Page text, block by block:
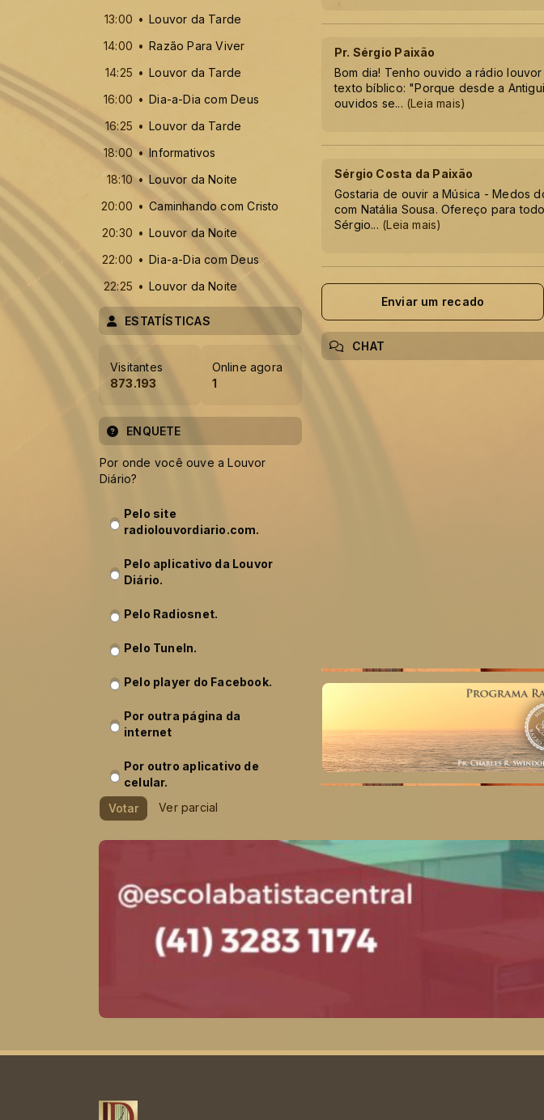
Pr. Sérgio Paixão
Bom dia! Tenho ouvido a rádio
texto bíblico: "Porque desde a
ouvidos se... (Leia mais)
Sérgio Costa da Paixão
Gostaria de ouvir a Música - Medos
com Natália Sousa. Ofereço para
Sérgio... (Leia mais)
Enviar um recado
CHAT
13:00
Louvor da Tarde
14:00
Razão Para Viver
14:25
Louvor da Tarde
16:00
Dia-a-Dia com Deus
16:25
Louvor da Tarde
18:00
Informativos
18:10
Louvor da Noite
20:00
Caminhando com Cristo
20:30
Louvor da Noite
22:00
Dia-a-Dia com Deus
22:25
Louvor da Noite
ESTATÍSTICAS
Visitantes
873.193
Online agora
1
ENQUETE
Por onde você ouve a Louvor
Diário?
Pelo site
radiolouvordiario.com.
Pelo aplicativo da Louvor
Diário.
Pelo Radiosnet.
Pelo TuneIn.
Pelo player do Facebook.
Por outra página da
internet
Por outro aplicativo de
celular.
Votar
Ver parcial